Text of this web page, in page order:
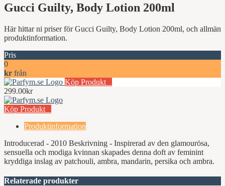
Gucci Guilty, Body Lotion 200ml
Här hittar ni priser för Gucci Guilty, Body Lotion 200ml, och allmän
produktinformation.
Pris
0
kr från
Köp Produkt
299.00kr
Köp Produkt
Produktinformation
Introducerad - 2010 Beskrivning - Inspirerad av den glamourösa,
sensuella och modiga kvinnan skapades denna doft av feminint
kryddiga inslag av patchouli, ambra, mandarin, persika och ambra.
Relaterade produkter